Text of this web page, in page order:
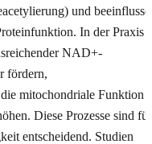
und
In der Praxis
NAD+-
fördern,
mitochondriale Funktion
Diese Prozesse sind für
entscheidend. Studien